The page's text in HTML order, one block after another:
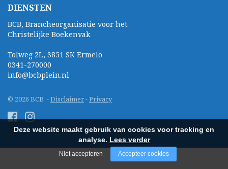
DIENSTEN
BCB, Brancheorganisatie voor het
Christelijke Boekenvak
Tolweg 2L, 3851 SK Ermelo
0341-270000
info@bcbplein.nl
© 2026 BCB -Disclaimer-Privacy
Deze website maakt gebruik van cookies voor tracking en
analyse. Lees verder
Niet accepteren Accepteer cookies